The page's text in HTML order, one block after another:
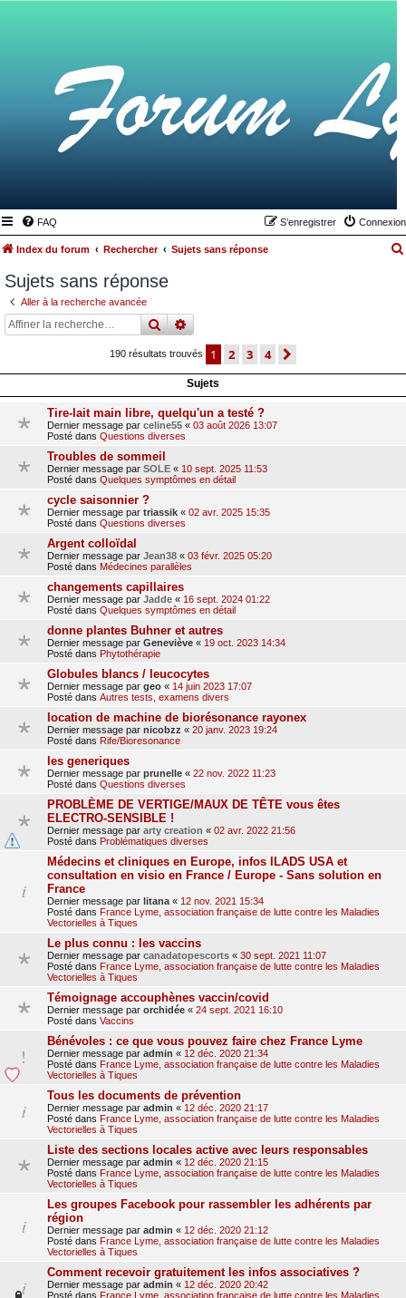
FAQ Connexion
S’enregistrer
Index du forum Rechercher Sujets sans réponse
Sujets sans réponse
Aller à la recherche avancée
rechercher
recherche
190 résultats trouvés 1 2 3 4
Sujets
Tire-lait main libre, quelqu'un a testé ?
Dernier message par celine55 « 03 août 2026 13:07
Posté dans Questions diverses
Troubles de sommeil
Dernier message par SOLE « 10 sept. 2025 11:53
Posté dans Quelques symptômes en détail
cycle saisonnier ?
Dernier message par triassik « 02 avr. 2025 15:35
Posté dans Questions diverses
Argent colloïdal
Dernier message par Jean38 « 03 févr. 2025 05:20
Posté dans Médecines parallèles
changements capillaires
Dernier message par Jadde « 16 sept. 2024 01:22
Posté dans Quelques symptômes en détail
donne plantes Buhner et autres
Dernier message par Geneviève « 19 oct. 2023 14:34
Posté dans Phytothérapie
Globules blancs / leucocytes
Dernier message par geo « 14 juin 2023 17:07
Posté dans Autres tests, examens divers
location de machine de biorésonance rayonex
Dernier message par nicobzz « 20 janv. 2023 19:24
Posté dans Rife/Bioresonance
les generiques
Dernier message par prunelle « 22 nov. 2022 11:23
Posté dans Questions diverses
PROBLÈME DE VERTIGE/MAUX DE TÊTE vous êtes
ELECTRO-SENSIBLE !
Dernier message par arty creation « 02 avr. 2022 21:56
Posté dans Problématiques diverses
Médecins et cliniques en Europe, infos ILADS USA et
consultation en visio en France / Europe - Sans solution en
France
Dernier message par litana « 12 nov. 2021 15:34
Posté dans France Lyme, association française de lutte contre les Maladies
Vectorielles à Tiques
Le plus connu : les vaccins
Dernier message par canadatopescorts « 30 sept. 2021 11:07
Posté dans France Lyme, association française de lutte contre les Maladies
Vectorielles à Tiques
Témoignage accouphènes vaccin/covid
Dernier message par orchidée « 24 sept. 2021 16:10
Posté dans Vaccins
Bénévoles : ce que vous pouvez faire chez France Lyme
Dernier message par admin « 12 déc. 2020 21:34
Posté dans France Lyme, association française de lutte contre les Maladies
Vectorielles à Tiques
Tous les documents de prévention
Dernier message par admin « 12 déc. 2020 21:17
Posté dans France Lyme, association française de lutte contre les Maladies
Vectorielles à Tiques
Liste des sections locales active avec leurs responsables
Dernier message par admin « 12 déc. 2020 21:15
Posté dans France Lyme, association française de lutte contre les Maladies
Vectorielles à Tiques
Les groupes Facebook pour rassembler les adhérents par
région
Dernier message par admin « 12 déc. 2020 21:12
Posté dans France Lyme, association française de lutte contre les Maladies
Vectorielles à Tiques
Comment recevoir gratuitement les infos associatives ?
Dernier message par admin « 12 déc. 2020 20:42
Posté dans France Lyme, association française de lutte contre les Maladies